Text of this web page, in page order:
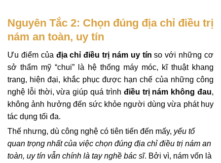
Nguyên Tắc 2: Chọn đúng địa chỉ điều trị
nám an toàn, uy tín
Ưu điểm của địa chỉ điều trị nám uy tín so với những cơ
sở thẩm mỹ “chui” là hệ thống máy móc, kĩ thuật khang
trang, hiện đại, khắc phục được hạn chế của những công
nghệ lỗi thời, vừa giúp quá trình điều trị nám không đau,
không ảnh hưởng đến sức khỏe người dùng vừa phát huy
tác dụng tối đa.
Thế nhưng, dù công nghệ có tiên tiến đến mấy, yếu tố
quan trọng nhất của việc chọn đúng địa chỉ điều trị nám an
toàn, uy tín vẫn chính là tay nghề bác sĩ. Bởi vì, nám vốn là